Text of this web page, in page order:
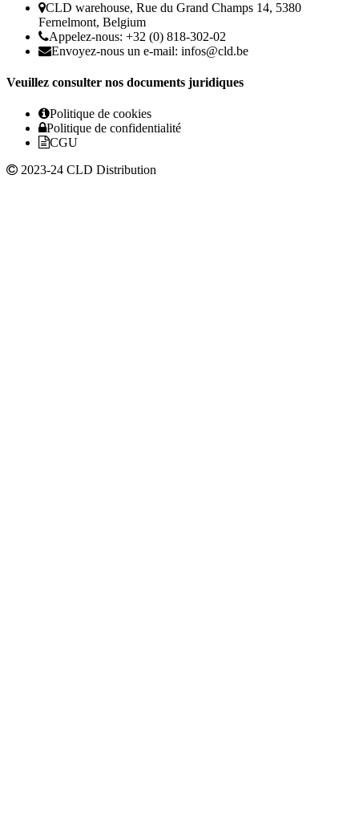
CLD warehouse, Rue du Grand Champs 14, 5380
Fernelmont, Belgium
Appelez-nous: +32 (0) 818-302-02
Envoyez-nous un e-mail: infos@cld.be
Veuillez consulter nos documents juridiques
Politique de cookies
Politique de confidentialité
CGU
2023-24 CLD Distribution